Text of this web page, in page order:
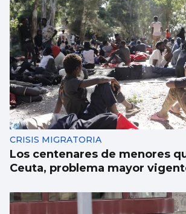
CRISIS MIGRATORIA
Los centenares de menores
Ceuta, problema mayor